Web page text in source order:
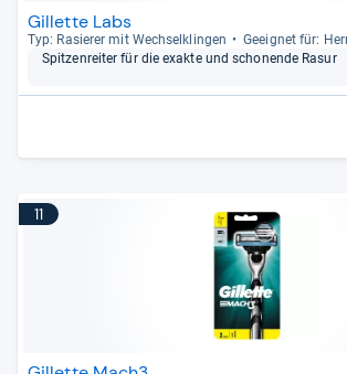
Gillette Labs
Typ: Rasie­rer mit Wech­sel­klin­gen
Geeig­net für:
Spit­zen­rei­ter für die exakte und scho­nende Rasur
11